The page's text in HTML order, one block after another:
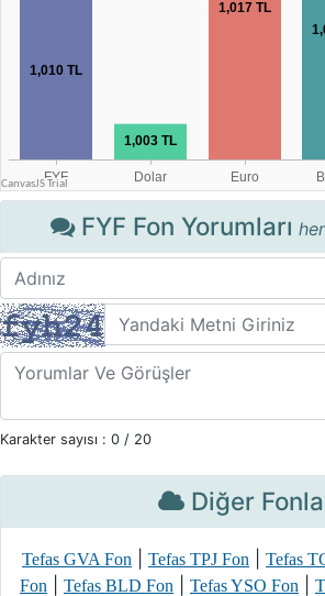
FYF Fon Yorumları
Karakter sayısı : 0 / 20
Diğer
Tefas GVA Fon Tefas TPJ Fon Tefas
Fon
Tefas BLD Fon Tefas YSO Fon